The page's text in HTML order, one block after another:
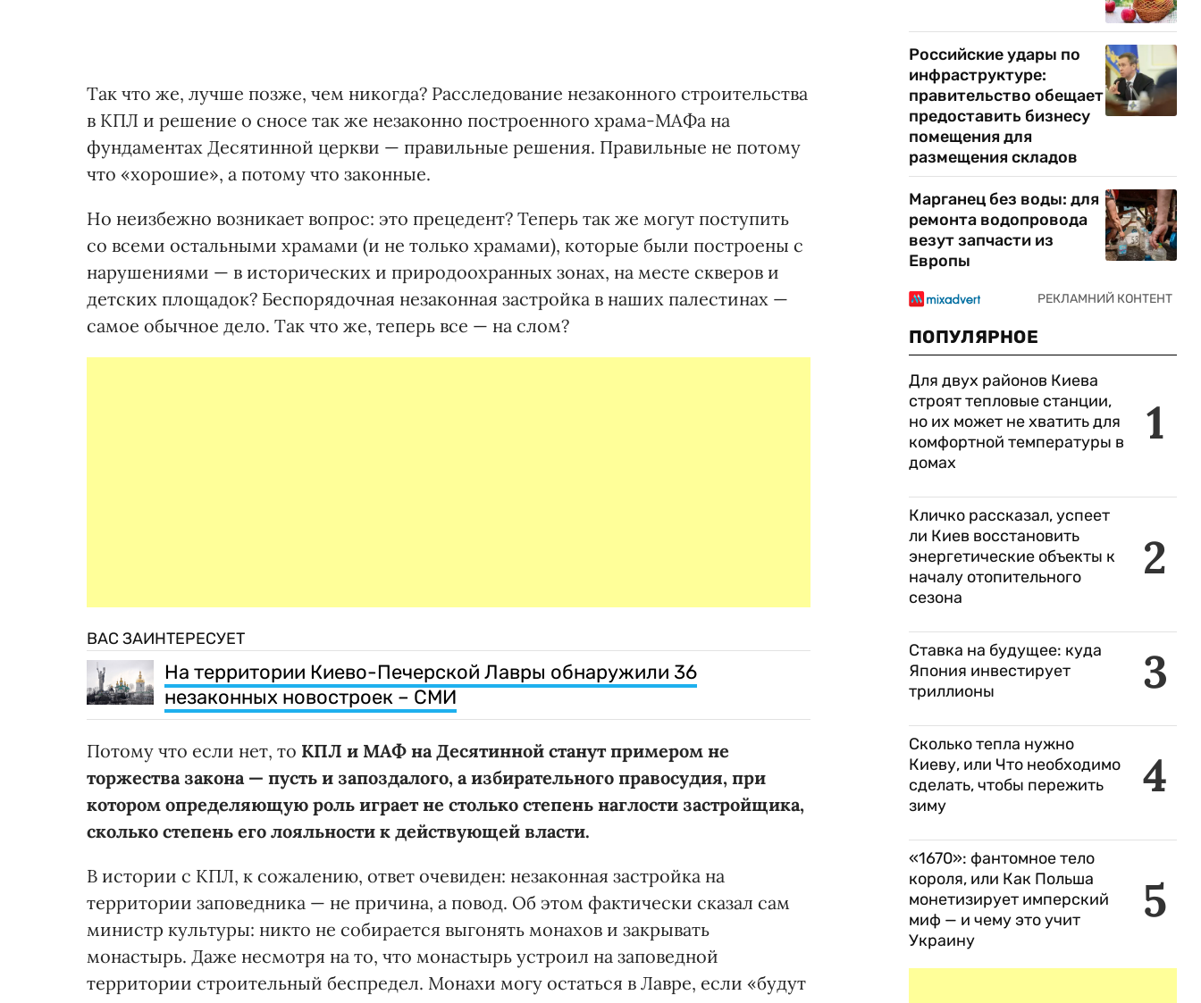
Так что же, лучше позже, чем никогда? Расследование незаконного строительства
в КПЛ и решение о сносе так же незаконно построенного храма-МАФа на
фундаментах Десятинной церкви — правильные решения. Правильные не потому
что «хорошие», а потому что законные.
Но неизбежно возникает вопрос: это прецедент? Теперь так же могут поступить
со всеми остальными храмами (и не только храмами), которые были построены с
нарушениями — в исторических и природоохранных зонах, на месте скверов и
детских площадок? Беспорядочная незаконная застройка в наших палестинах —
самое обычное дело. Так что же, теперь все — на слом?
ВАС ЗАИНТЕРЕСУЕТ
На территории Киево-Печерской Лавры обнаружили 36
незаконных новостроек – СМИ
Потому что если нет, то КПЛ и МАФ на Десятинной станут примером не
торжества закона — пусть и запоздалого, а избирательного правосудия, при
котором определяющую роль играет не столько степень наглости застройщика,
сколько степень его лояльности к действующей власти.
В истории с КПЛ, к сожалению, ответ очевиден: незаконная застройка на
территории заповедника — не причина, а повод. Об этом фактически сказал сам
министр культуры: никто не собирается выгонять монахов и закрывать
монастырь. Даже несмотря на то, что монастырь устроил на заповедной
территории строительный беспредел. Монахи могу остаться в Лавре, если «будут
Российские удары по
инфраструктуре:
правительство обещает
предоставить бизнесу
помещения для
размещения складов
Марганец без воды: для
ремонта водопровода
везут запчасти из
Европы
ПОПУЛЯРНОЕ
1
Для двух районов Киева
строят тепловые станции,
но их может не хватить для
комфортной температуры в
домах
2
Кличко рассказал, успеет
ли Киев восстановить
энергетические объекты к
началу отопительного
сезона
3
Ставка на будущее: куда
Япония инвестирует
триллионы
4
Сколько тепла нужно
Киеву, или Что необходимо
сделать, чтобы пережить
зиму
5
«1670»: фантомное тело
короля, или Как Польша
монетизирует имперский
миф — и чему это учит
Украину